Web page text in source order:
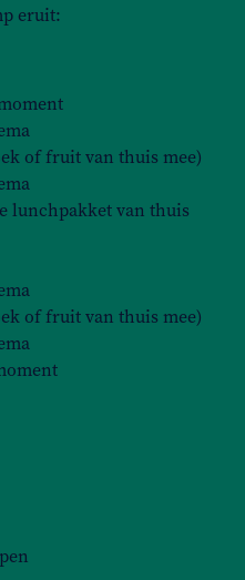
eruit:
of fruit van thuis mee)
lunchpakket van thuis
of fruit van thuis mee)